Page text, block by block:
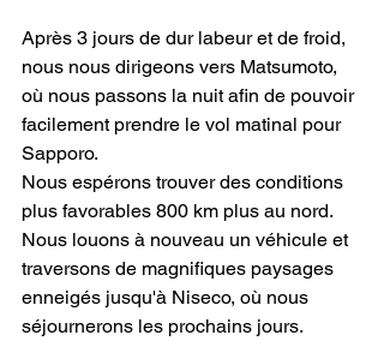
Après 3 jours de dur labeur et de froid,
nous nous dirigeons vers Matsumoto,
où nous passons la nuit afin de pouvoir
facilement prendre le vol matinal pour
Sapporo.
Nous espérons trouver des conditions
plus favorables 800 km plus au nord.
Nous louons à nouveau un véhicule et
traversons de magnifiques paysages
enneigés jusqu'à Niseco, où nous
séjournerons les prochains jours.